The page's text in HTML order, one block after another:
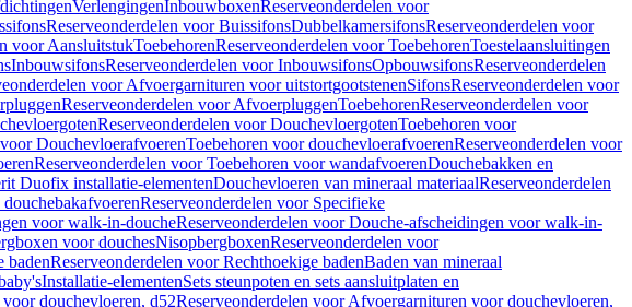
VerlengingenInbouwboxenReserveonderdelen voor
Reserveonderdelen voor BuissifonsDubbelkamersifonsReserveonderdelen voor
voor AansluitstukToebehorenReserveonderdelen voor ToebehorenToestelaansluitingen
InbouwsifonsReserveonderdelen voor InbouwsifonsOpbouwsifonsReserveonderdelen
voor Afvoergarnituren voor uitstortgootstenenSifonsReserveonderdelen voor
Reserveonderdelen voor AfvoerpluggenToebehorenReserveonderdelen voor
Reserveonderdelen voor DouchevloergotenToebehoren voor
DouchevloerafvoerenToebehoren voor douchevloerafvoerenReserveonderdelen voor
Reserveonderdelen voor Toebehoren voor wandafvoerenDouchebakken en
Duofix installatie-elementenDouchevloeren van mineraal materiaalReserveonderdelen
Reserveonderdelen voor Specifieke
voor walk-in-doucheReserveonderdelen voor Douche-afscheidingen voor walk-in-
voor douchesNisopbergboxenReserveonderdelen voor
badenReserveonderdelen voor Rechthoekige badenBaden van mineraal
Installatie-elementenSets steunpoten en sets aansluitplaten en
douchevloeren, d52Reserveonderdelen voor Afvoergarnituren voor douchevloeren,